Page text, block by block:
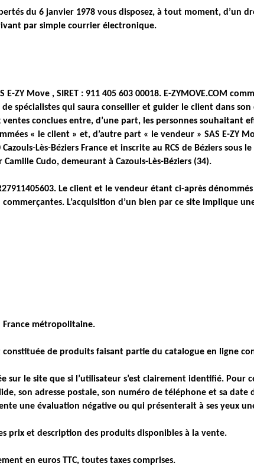
du 6 janvier 1978 vous disposez, à tout moment, d’un
par simple courrier électronique.
E-ZY Move , SIRET : 911 405 603 00018. E-ZYMOVE.COM
de spécialistes qui saura conseiller et guider le client dans
conclues entre, d’une part, les personnes souhaitant
« le client » et, d’autre part « le vendeur » SAS E-ZY
Lès-Béziers France et inscrite au RCS de Béziers sous
Cudo, demeurant à Cazouls-Lès-Béziers (34).
Le client et le vendeur étant ci-après
L’acquisition d’un bien par ce site implique
France métropolitaine.
de produits faisant partie du catalogue en ligne
sur le site que si l’utilisateur s’est clairement identifié.
son adresse postale, son numéro de téléphone et sa date
une évaluation négative ou qui présenterait à ses yeux
prix et description des produits disponibles à la vente.
en euros TTC, toutes taxes comprises.